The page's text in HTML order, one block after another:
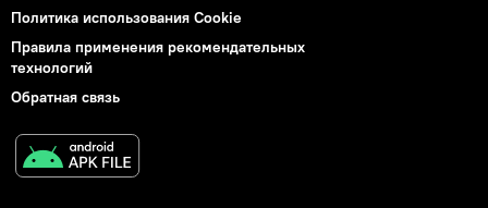
Политика использования Cookie
Правила применения рекомендательных
технологий
Обратная связь